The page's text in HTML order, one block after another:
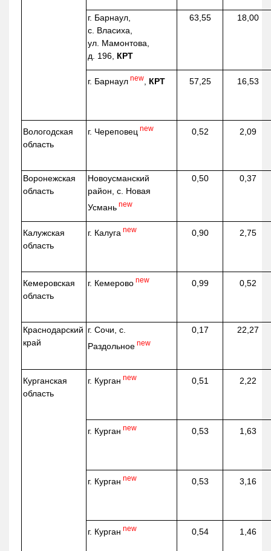
г. Барнаул,
с. Власиха,
ул. Мамонтова,
д. 196, КРТ
63,55 18,00
г. Барнаул new КРТ 57,25 16,53
Вологодская
область
г. Череповец new 0,52 2,09
Воронежская
область
Новоусманский
район, с. Новая
Усмань new
0,50 0,37
Калужская
область
г. Калуга new 0,90 2,75
Кемеровская
область
г. Кемерово new 0,99 0,52
Краснодарский
край
г. Сочи, с.
Раздольное new
0,17 22,27
Курганская
область
г. Курган new 0,51 2,22
г. Курган new 0,53 1,63
г. Курган new 0,53 3,16
г. Курган new 0,54 1,46